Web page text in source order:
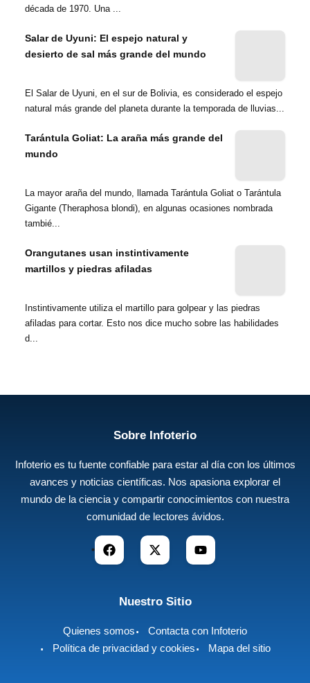
década de 1970. Una ...
Salar de Uyuni: El espejo natural y
desierto de sal más grande del mundo
El Salar de Uyuni, en el sur de Bolivia, es considerado el espejo
natural más grande del planeta durante la temporada de lluvias...
Tarántula Goliat: La araña más grande del
mundo
La mayor araña del mundo, llamada Tarántula Goliat o Tarántula
Gigante (Theraphosa blondi), en algunas ocasiones nombrada
tambié...
Orangutanes usan instintivamente
martillos y piedras afiladas
Instintivamente utiliza el martillo para golpear y las piedras
afiladas para cortar. Esto nos dice mucho sobre las habilidades
d...
Sobre Infoterio
Infoterio es tu fuente confiable para estar al día con los últimos
avances y noticias científicas. Nos apasiona explorar el
mundo de la ciencia y compartir conocimientos con nuestra
comunidad de lectores ávidos.
Nuestro Sitio
Quienes somos
Contacta con Infoterio
Política de privacidad y cookies
Mapa del sitio